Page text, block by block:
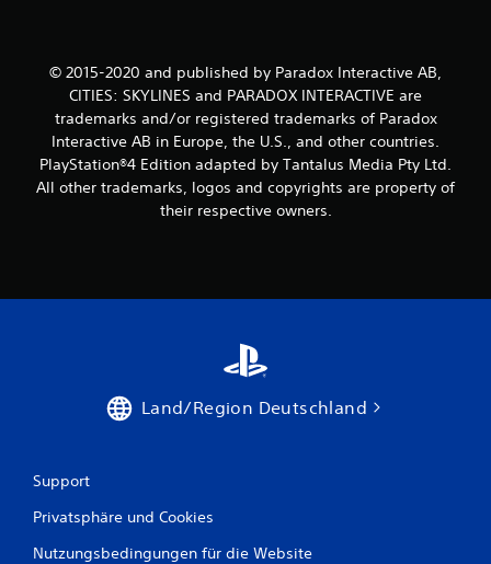
© 2015-2020 and published by Paradox Interactive AB,
CITIES: SKYLINES and PARADOX INTERACTIVE are
trademarks and/or registered trademarks of Paradox
Interactive AB in Europe, the U.S., and other countries.
PlayStation®4 Edition adapted by Tantalus Media Pty Ltd.
All other trademarks, logos and copyrights are property of
their respective owners.
Land/Region Deutschland
Support
Privatsphäre und Cookies
Nutzungsbedingungen für die Website